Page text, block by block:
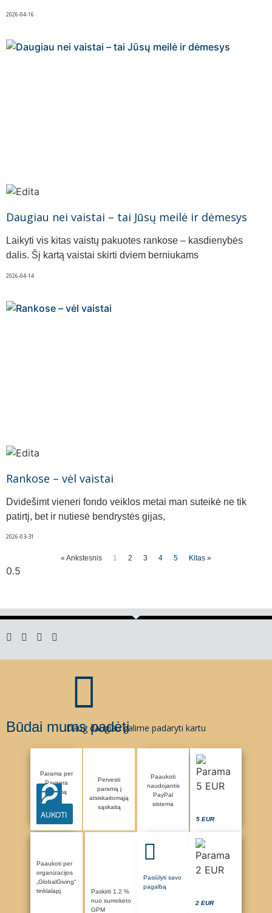
2026-04-16
Daugiau nei vaistai – tai Jūsų meilė ir dėmesys
Laikyti vis kitas vaistų pakuotes rankose – kasdienybės
dalis. Šį kartą vaistai skirti dviem berniukams
2026-04-14
Rankose – vėl vaistai
Dvidešimt vieneri fondo veiklos metai man suteikė ne tik
patirtį, bet ir nutiesė bendrystės gijas,
2026-03-31
« Ankstesnis 1 2 3 4 5 Kitas »
Būdai mums padėti
Daug daugiau galime padaryti kartu
Parama per
Paysera
sistemą
AUKOTI
Pervesti
paramą į
atsiskaitomąją
sąskaitą
Paaukoti
naudojantis
PayPal
sistema
5 EUR
Paaukoti per
organizacijos
„GlobalGiving“
tinklalapį
Paskirti 1.2 %
nuo sumokėto
GPM
Pasiūlyti savo
pagalbą
2 EUR